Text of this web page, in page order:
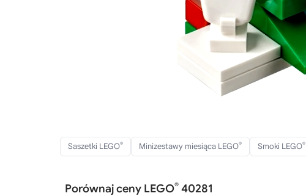
Saszetki LEGO® Minizestawy miesiąca LEGO® Smoki LEGO®
Porównaj ceny LEGO® 40281